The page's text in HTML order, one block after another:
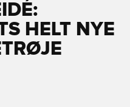
HELT NYE